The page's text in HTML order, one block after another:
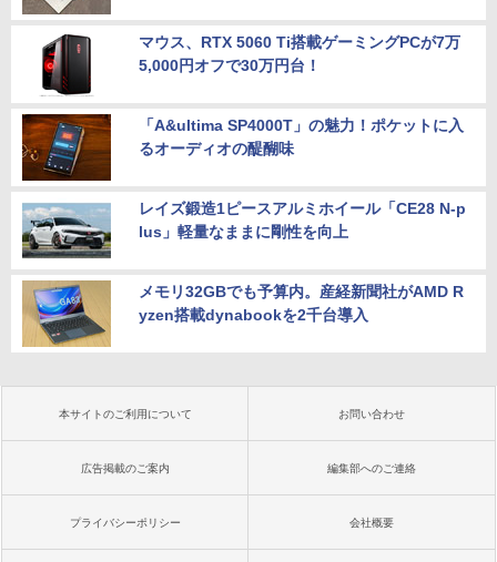
マウス、RTX 5060 Ti搭載ゲーミングPCが7万
5,000円オフで30万円台！
「A&ultima SP4000T」の魅力！ポケットに入
るオーディオの醍醐味
レイズ鍛造1ピースアルミホイール「CE28 N-p
lus」軽量なままに剛性を向上
メモリ32GBでも予算内。産経新聞社がAMD R
yzen搭載dynabookを2千台導入
本サイトのご利用について お問い合わせ
広告掲載のご案内 編集部へのご連絡
プライバシーポリシー 会社概要